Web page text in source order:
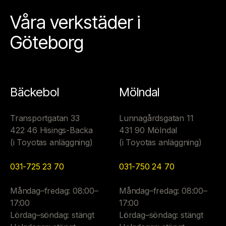
Våra verkstäder i
Göteborg
Bäckebol
Transportgatan 33
422 46 Hisings-Backa
(i Toyotas anläggning)
031-725 23 70
Måndag–fredag: 08:00–
17:00
Lördag–söndag: stängt
Mölndal
Lunnagårdsgatan 11
431 90 Mölndal
(i Toyotas anläggning)
031-750 24 70
Måndag–fredag: 08:00–
17:00
Lördag–söndag: stängt